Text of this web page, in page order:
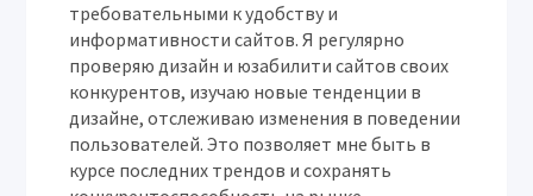
требовательными к удобству и
информативности сайтов. Я регулярно
проверяю дизайн и юзабилити сайтов своих
конкурентов, изучаю новые тенденции в
дизайне, отслеживаю изменения в поведении
пользователей. Это позволяет мне быть в
курсе последних трендов и сохранять